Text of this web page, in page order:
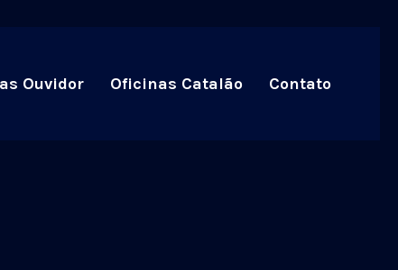
Ouvidor Oficinas Catalão Contato